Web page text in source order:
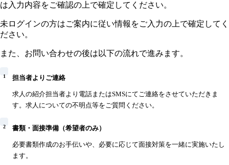
は入力内容をご確認の上で確定してください。
未ログインの方はご案内に従い情報をご入力の上で確定してく
ださい。
また、お問い合わせの後は以下の流れで進みます。
1 担当者よりご連絡
求人の紹介担当者より電話またはSMSにてご連絡をさせていただきま
す。求人についての不明点等をご質問ください。
2 書類・面接準備（希望者のみ）
必要書類作成のお手伝いや、必要に応じて面接対策を一緒に実施いたし
ます。